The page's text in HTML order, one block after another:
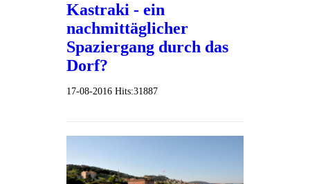
Kastraki - ein
nachmittäglicher
Spaziergang durch das
Dorf?
17-08-2016 Hits:31887